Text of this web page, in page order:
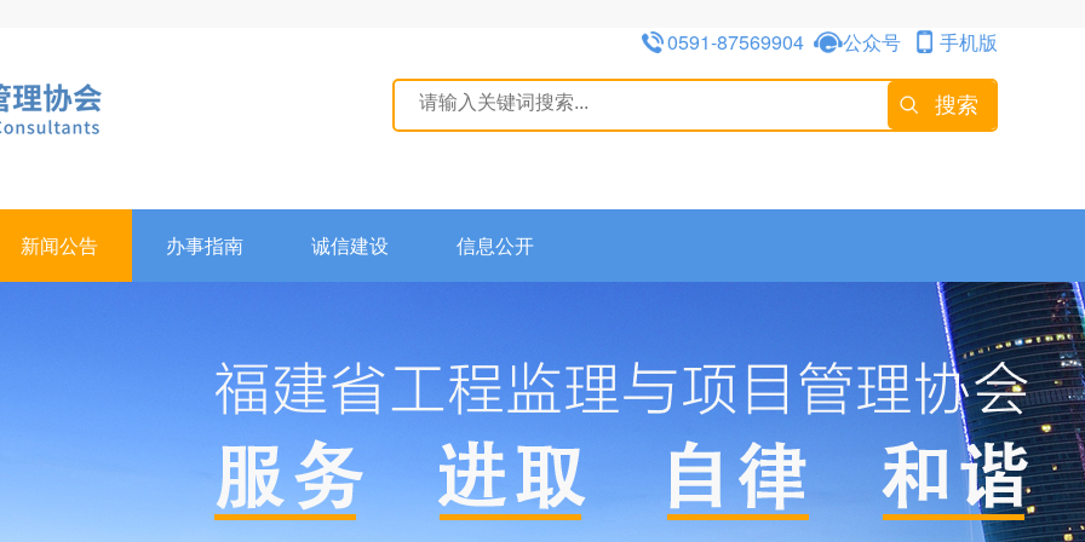
手机版
公众号
0591-87569904
搜索
新闻公告 办事指南 诚信建设 信息公开